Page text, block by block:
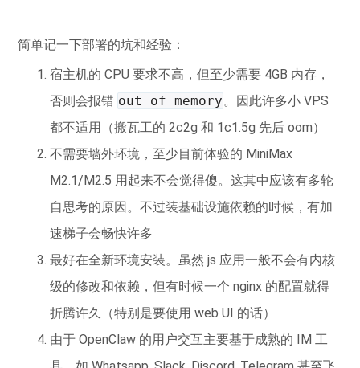
简单记一下部署的坑和经验：
宿主机的 CPU 要求不高，但至少需要 4GB 内存，
否则会报错 out of memory。因此许多小 VPS
都不适用（搬瓦工的 2c2g 和 1c1.5g 先后 oom）
不需要墙外环境，至少目前体验的 MiniMax
M2.1/M2.5 用起来不会觉得傻。这其中应该有多轮
自思考的原因。不过装基础设施依赖的时候，有加
速梯子会畅快许多
最好在全新环境安装。虽然 js 应用一般不会有内核
级的修改和依赖，但有时候一个 nginx 的配置就得
折腾许久（特别是要使用 web UI 的话）
由于 OpenClaw 的用户交互主要基于成熟的 IM 工